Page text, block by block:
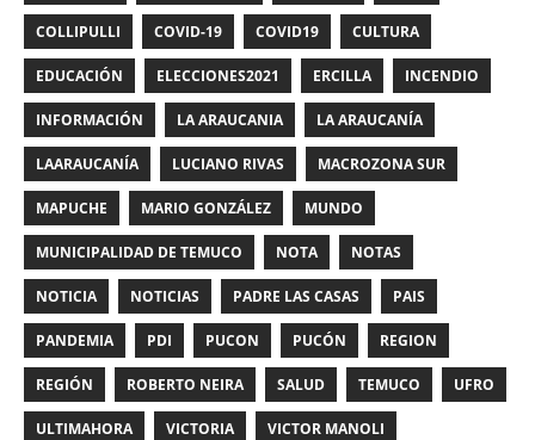
COLLIPULLI COVID-19 COVID19 CULTURA
EDUCACIÓN ELECCIONES2021 ERCILLA INCENDIO
INFORMACIÓN LA ARAUCANIA LA ARAUCANÍA
LAARAUCANÍA LUCIANO RIVAS MACROZONA SUR
MAPUCHE MARIO GONZÁLEZ MUNDO
MUNICIPALIDAD DE TEMUCO NOTA NOTAS
NOTICIA NOTICIAS PADRE LAS CASAS PAIS
PANDEMIA PDI PUCON PUCÓN REGION
REGIÓN ROBERTO NEIRA SALUD TEMUCO UFRO
ULTIMAHORA VICTORIA VICTOR MANOLI